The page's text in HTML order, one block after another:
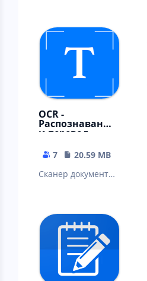
OCR -
Распознавание
и перевод
пдф
7
20.59 MB
Сканер документов
картинки, фото